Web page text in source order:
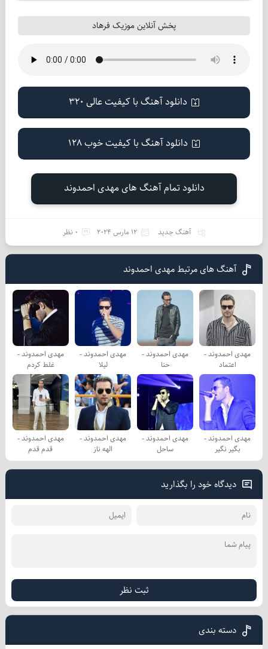
پخش آنلاین موزیک فرهاد
دانلود آهنگ با کیفیت عالی 320
دانلود آهنگ با کیفیت خوب 128
دانلود تمام آهنگ های مهدی احمدوند
آهنگ جدید 12 مارس 2024 0 نظر
آهنگ های مرتبط مهدی احمدوند
مهدی احمدوند -
اعتماد
مهدی احمدوند -
حنا
مهدی احمدوند -
لیلا
مهدی احمدوند -
غلط کردم
مهدی احمدوند -
بگیر نگیر
مهدی احمدوند -
ساحل
مهدی احمدوند -
الهه ناز
مهدی احمدوند -
قدم قدم
دیدگاه خود را بگذارید
ثبت نظر
دسته بندی